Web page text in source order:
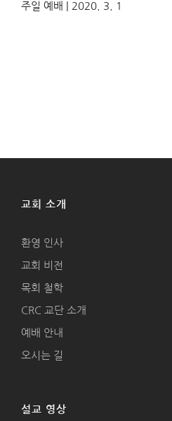
주일 예배 | 2020. 3. 1
교회 소개
환영 인사
교회 비전
목회 철학
CRC 교단 소개
예배 안내
오시는 길
설교 영상